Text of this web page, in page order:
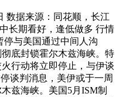
数据来源：同花顺，长江
长期看好，逢低做多 行情
停与美国通过中间人沟
底封锁霍尔木兹海峡。特
行动将立即停止，与伊谈
谈判消息，美伊或于一周
兹海峡。美国5月ISM制